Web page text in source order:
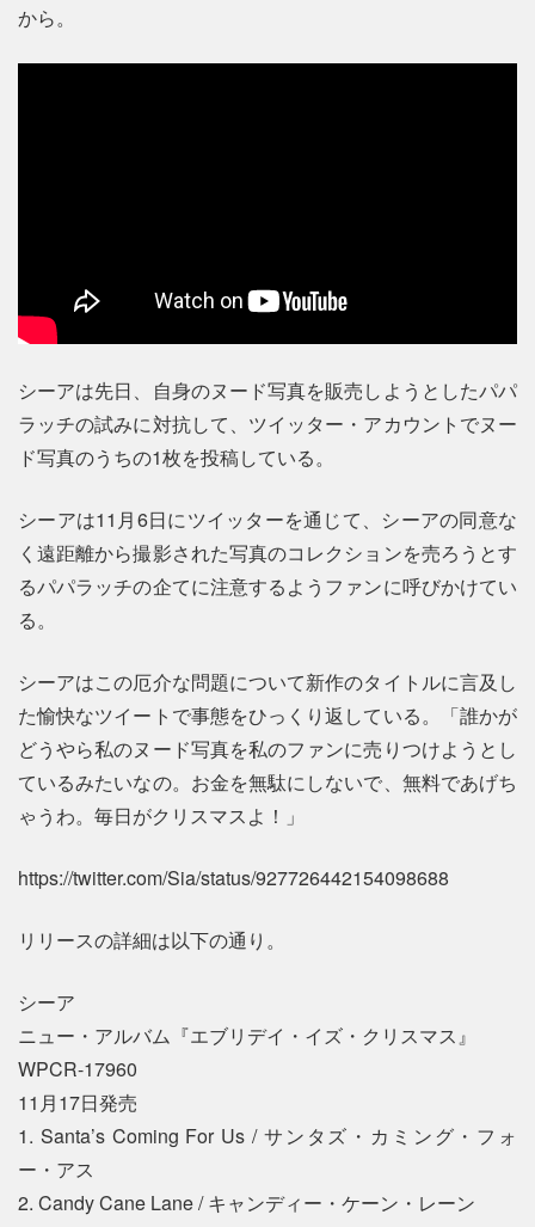
から。
シーアは先日、自身のヌード写真を販売しようとしたパパ
ラッチの試みに対抗して、ツイッター・アカウントでヌー
ド写真のうちの1枚を投稿している。
シーアは11月6日にツイッターを通じて、シーアの同意な
く遠距離から撮影された写真のコレクションを売ろうとす
るパパラッチの企てに注意するようファンに呼びかけてい
る。
シーアはこの厄介な問題について新作のタイトルに言及し
た愉快なツイートで事態をひっくり返している。「誰かが
どうやら私のヌード写真を私のファンに売りつけようとし
ているみたいなの。お金を無駄にしないで、無料であげち
ゃうわ。毎日がクリスマスよ！」
https://twitter.com/Sia/status/927726442154098688
リリースの詳細は以下の通り。
シーア
ニュー・アルバム『エブリデイ・イズ・クリスマス』
WPCR-17960
11月17日発売
1. Santa’s Coming For Us / サンタズ・カミング・フォ
ー・アス
2. Candy Cane Lane / キャンディー・ケーン・レーン